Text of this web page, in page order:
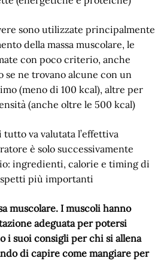
sono utilizzate principalmente
della massa muscolare, le
con poco criterio, anche
ne trovano alcune con un
(meno di 100 kcal), altre per
(anche oltre le 500 kcal)
va valutata l’effettiva
è solo successivamente
ingredienti, calorie e timing di
più importanti
muscolare. I muscoli hanno
adeguata per potersi
i suoi consigli per chi si allena
di capire come mangiare per